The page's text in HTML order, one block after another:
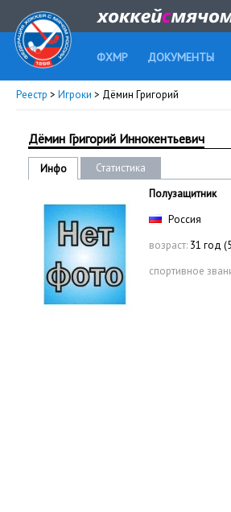
ФХМР ДОКУМЕНТЫ
Реестр > Игроки > Дёмин Григорий
Дёмин Григорий Иннокентьевич
Инфо
Статистика
Полузащитник
Россия
возраст: 31 год
спортивное